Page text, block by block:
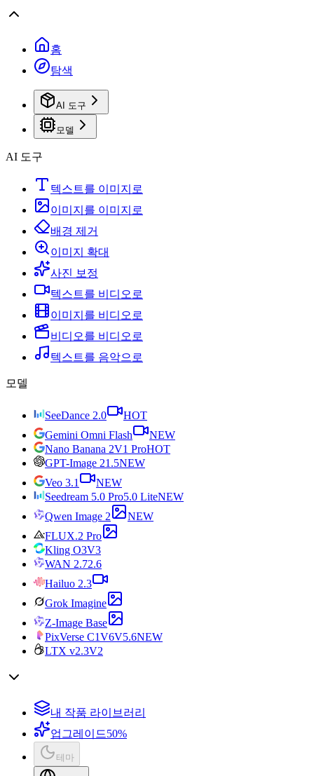
홈
탐색
AI 도구
모델
AI 도구
텍스트를 이미지로
이미지를 이미지로
배경 제거
이미지 확대
사진 보정
텍스트를 비디오로
이미지를 비디오로
비디오를 비디오로
텍스트를 음악으로
모델
SeeDance 2.0
HOT
Gemini Omni Flash
NEW
Nano Banana 2V1 ProHOT
GPT-Image 21.5NEW
Veo 3.1
NEW
Seedream 5.0 Pro5.0 LiteNEW
Qwen Image 2
NEW
FLUX.2 Pro
Kling O3V3
WAN 2.72.6
Hailuo 2.3
Grok Imagine
Z-Image Base
PixVerse C1V6V5.6NEW
LTX v2.3V2
내 작품 라이브러리
업그레이드50%
테마